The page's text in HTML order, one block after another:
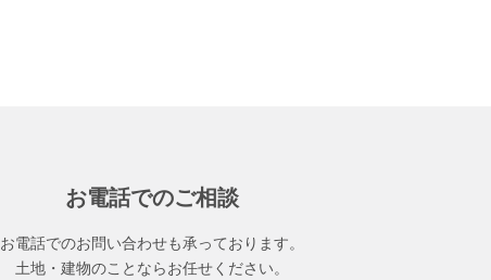
お電話でのご相談
お電話でのお問い合わせも承っております。
土地・建物のことならお任せください。